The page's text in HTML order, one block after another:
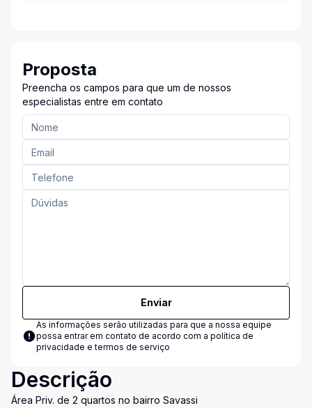
Proposta
Preencha os campos para que um de nossos
especialistas entre em contato
Enviar
As informações serão utilizadas para que a nossa equipe
possa entrar em contato de acordo com a política de
privacidade e termos de serviço
Descrição
Área Priv. de 2 quartos no bairro Savassi